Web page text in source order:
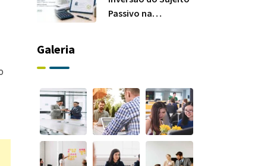
Passivo na
Galeria